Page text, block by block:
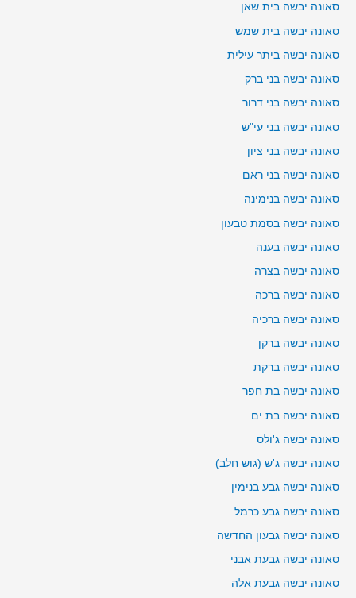
סאונה יבשה בית שאן
סאונה יבשה בית שמש
סאונה יבשה ביתר עילית
סאונה יבשה בני ברק
סאונה יבשה בני דרור
סאונה יבשה בני עי"ש
סאונה יבשה בני ציון
סאונה יבשה בני ראם
סאונה יבשה בנימינה
סאונה יבשה בסמת טבעון
סאונה יבשה בענה
סאונה יבשה בצרה
סאונה יבשה ברכה
סאונה יבשה ברכיה
סאונה יבשה ברקן
סאונה יבשה ברקת
סאונה יבשה בת חפר
סאונה יבשה בת ים
סאונה יבשה ג'ולס
סאונה יבשה ג'ש (גוש חלב)
סאונה יבשה גבע בנימין
סאונה יבשה גבע כרמל
סאונה יבשה גבעון החדשה
סאונה יבשה גבעת אבני
סאונה יבשה גבעת אלה